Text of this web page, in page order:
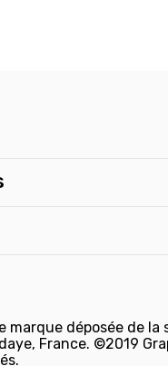
marque déposée de la
France. ©2019